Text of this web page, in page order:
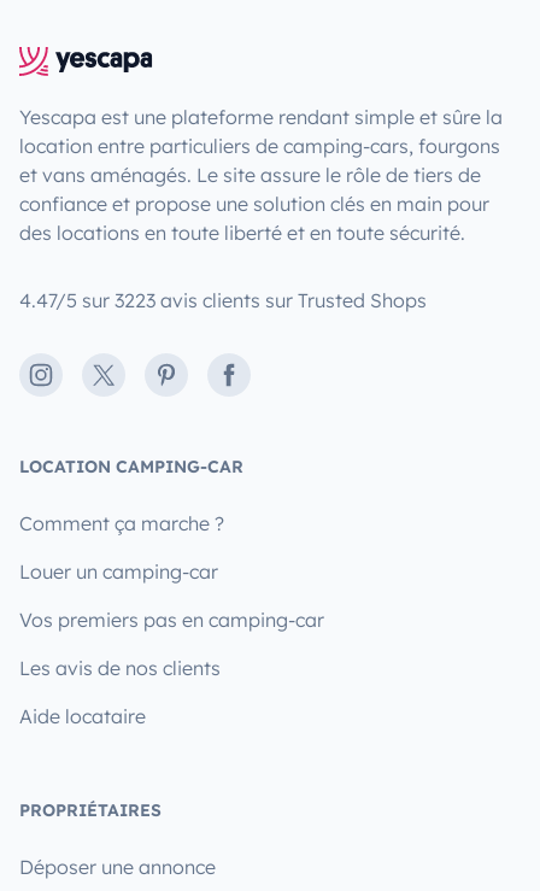
Yescapa est une plateforme rendant simple et sûre la
location entre particuliers de camping-cars, fourgons
et vans aménagés. Le site assure le rôle de tiers de
confiance et propose une solution clés en main pour
des locations en toute liberté et en toute sécurité.
4.47/5 sur 3223 avis clients sur Trusted Shops
Instagram
X PinterestFacebook
LOCATION CAMPING-CAR
Comment ça marche ?
Louer un camping-car
Vos premiers pas en camping-car
Les avis de nos clients
Aide locataire
PROPRIÉTAIRES
Déposer une annonce